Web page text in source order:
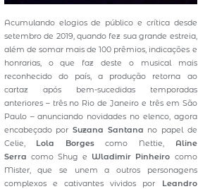
Acumulando elogios de público e crítica desde
setembro de 2019, quando fez sua grande estreia,
além de somar mais de 100 prêmios, indicações e
honrarias, o que faz deste o musical mais
reconhecido do país, a produção retorna ao
cartaz após bem-sucedidas temporadas
anteriores – três no Rio de Janeiro e três em São
Paulo – anunciando novidades no elenco, agora
encabeçado porSuzana Santana no papel de
Celie, Lola Borgescomo Nettie,
Aline
Serra como Shug e Wladimir Pinheiro como
Mister, que se unem a outros personagens
complexos e cativantes vividos por
Leandro